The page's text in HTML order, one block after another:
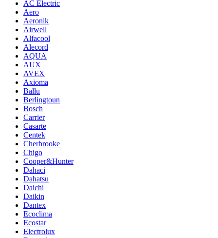
AC Electric
Aero
Aeronik
Airwell
Alfacool
Alecord
AQUA
AUX
AVEX
Axioma
Ballu
Berlingtoun
Bosch
Carrier
Casarte
Centek
Cherbrooke
Chigo
Cooper&Hunter
Dahaci
Dahatsu
Daichi
Daikin
Dantex
Ecoclima
Ecostar
Electrolux